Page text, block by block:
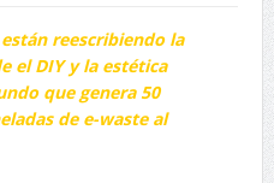
reescribiendo la
el DIY y la estética
que genera 50
de e-waste al